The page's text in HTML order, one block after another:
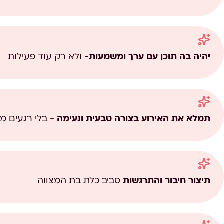
יהיה בה תוכן עם ערך ומשמעות- ולא רק עוד פעילות
תמלא את האירוע בצורה טבעית ונעימה - בלי רגעים
תיצור חיבור והתרגשותסביב כלת בת המצווה